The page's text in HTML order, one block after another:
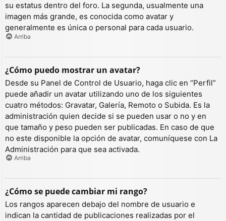
su estatus dentro del foro. La segunda, usualmente una
imagen más grande, es conocida como avatar y
generalmente es única o personal para cada usuario.
Arriba
¿Cómo puedo mostrar un avatar?
Desde su Panel de Control de Usuario, haga clic en “Perfil”
puede añadir un avatar utilizando uno de los siguientes
cuatro métodos: Gravatar, Galería, Remoto o Subida. Es la
administración quien decide si se pueden usar o no y en
que tamaño y peso pueden ser publicadas. En caso de que
no este disponible la opción de avatar, comuníquese con La
Administración para que sea activada.
Arriba
¿Cómo se puede cambiar mi rango?
Los rangos aparecen debajo del nombre de usuario e
indican la cantidad de publicaciones realizadas por el